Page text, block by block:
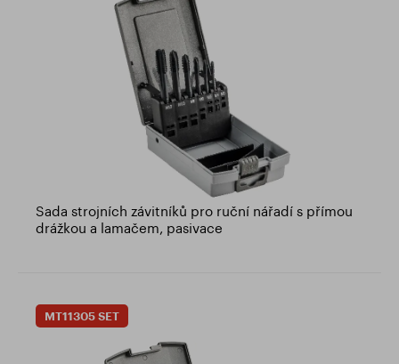
Sada strojních závitníků pro ruční nářadí s přímou
drážkou a lamačem, pasivace
MT11305 SET